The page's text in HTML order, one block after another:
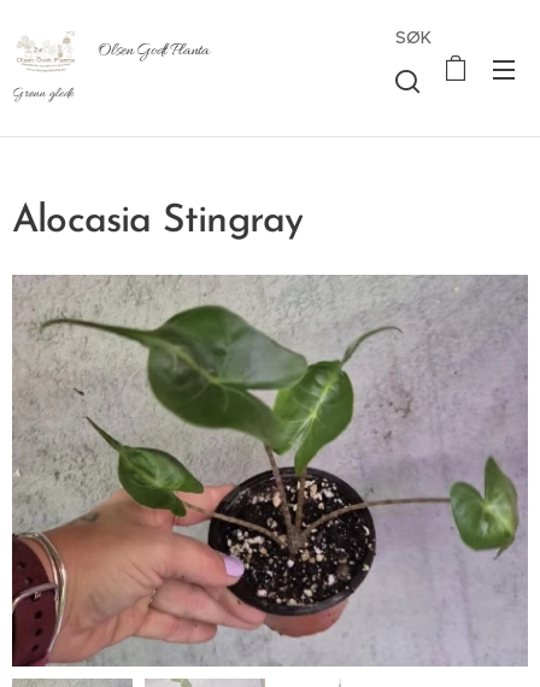
Olsen Godt Planta
Grønn glede
SØK
Alocasia Stingray